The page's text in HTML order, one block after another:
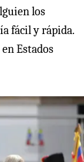
los
fácil y rápida.
Estados